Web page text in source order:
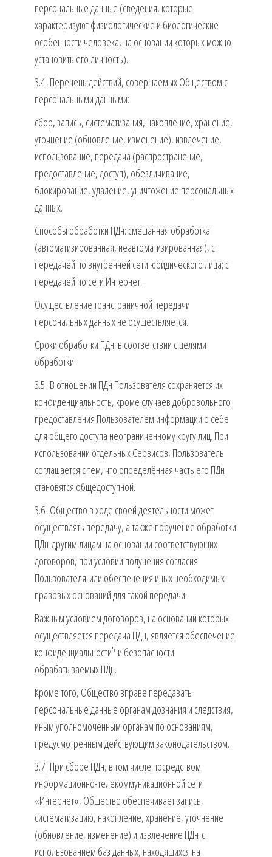
персональные данные (сведения, которые
характеризуют физиологические и биологические
особенности человека, на основании которых можно
установить его личность).
3.4. Перечень действий, совершаемых Обществом с
персональными данными:
сбор, запись, систематизация, накопление, хранение,
уточнение (обновление, изменение), извлечение,
использование, передача (распространение,
предоставление, доступ), обезличивание,
блокирование, удаление, уничтожение персональных
данных.
Способы обработки ПДн: смешанная обработка
(автоматизированная, неавтоматизированная), с
передачей по внутренней сети юридического лица; с
передачей по сети Интернет.
Осуществление трансграничной передачи
персональных данных не осуществляется.
Сроки обработки ПДн: в соответствии с целями
обработки.
3.5. В отношении ПДн Пользователя сохраняется их
конфиденциальность, кроме случаев добровольного
предоставления Пользователем информации о себе
для общего доступа неограниченному кругу лиц. При
использовании отдельных Сервисов, Пользователь
соглашается с тем, что определённая часть его ПДн
становятся общедоступной.
3.6. Общество в ходе своей деятельности может
осуществлять передачу, а также поручение обработки
ПДн другим лицам на основании соответствующих
договоров, при условии получения согласия
Пользователя или обеспечения иных необходимых
правовых оснований для такой передачи.
Важным условием договоров, на основании которых
осуществляется передача ПДн, является обеспечение
конфиденциальности5и безопасности
обрабатываемых ПДн.
Кроме того, Общество вправе передавать
персональные данные органам дознания и следствия,
иным уполномоченным органам по основаниям,
предусмотренным действующим законодательством.
3.7. При сборе ПДн, в том числе посредством
информационно-телекоммуникационной сети
«Интернет», Общество обеспечивает запись,
систематизацию, накопление, хранение, уточнение
(обновление, изменение) и извлечение ПДн с
использованием баз данных, находящихся на